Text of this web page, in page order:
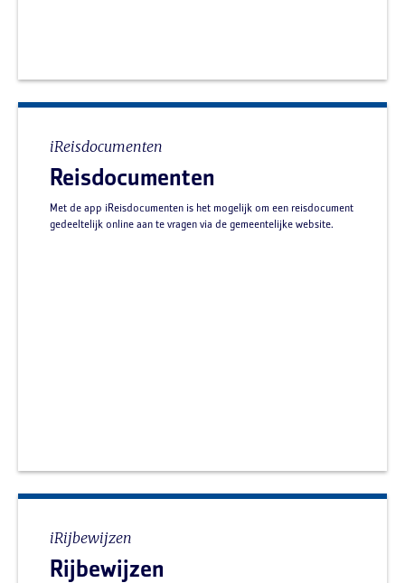
iReisdocumenten
Reisdocumenten
Met de app iReisdocumenten is het mogelijk om een reisdocument
gedeeltelijk online aan te vragen via de gemeentelijke website.
iRijbewijzen
Rijbewijzen